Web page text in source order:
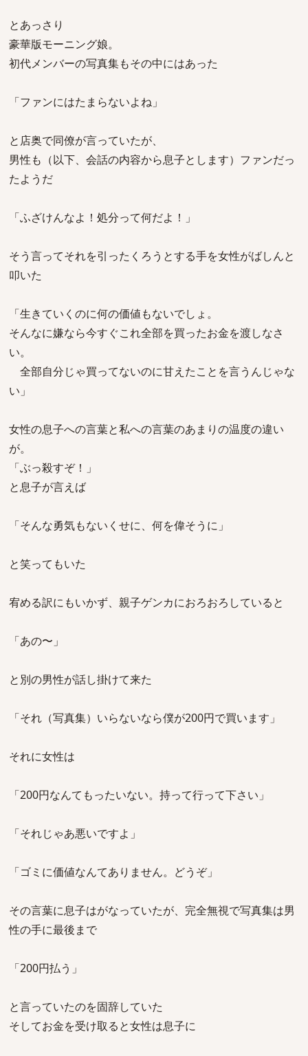
とあっさり
豪華版モーニング娘。
初代メンバーの写真集もその中にはあった
「ファンにはたまらないよね」
と店奥で同僚が言っていたが、
男性も（以下、会話の内容から息子とします）ファンだっ
たようだ
「ふざけんなよ！処分って何だよ！」
そう言ってそれを引ったくろうとする手を女性がばしんと
叩いた
「生きていくのに何の価値もないでしょ。
そんなに嫌なら今すぐこれ全部を買ったお金を渡しなさ
い。
全部自分じゃ買ってないのに甘えたことを言うんじゃな
い」
女性の息子への言葉と私への言葉のあまりの温度の違い
が。
「ぶっ殺すぞ！」
と息子が言えば
「そんな勇気もないくせに、何を偉そうに」
と笑ってもいた
宥める訳にもいかず、親子ゲンカにおろおろしていると
「あの〜」
と別の男性が話し掛けて来た
「それ（写真集）いらないなら僕が200円で買います」
それに女性は
「200円なんてもったいない。持って行って下さい」
「それじゃあ悪いですよ」
「ゴミに価値なんてありません。どうぞ」
その言葉に息子はがなっていたが、完全無視で写真集は男
性の手に最後まで
「200円払う」
と言っていたのを固辞していた
そしてお金を受け取ると女性は息子に